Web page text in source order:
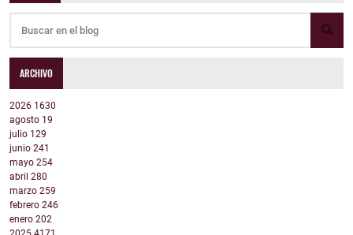
ARCHIVO
2026 1630
agosto 19
julio 129
junio 241
mayo 254
abril 280
marzo 259
febrero 246
enero 202